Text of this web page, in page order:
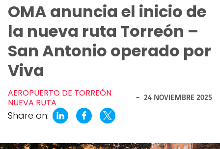
OMA anuncia el inicio de
la nueva ruta Torreón –
San Antonio operado por
Viva
AEROPUERTO DE TORREÓN
NUEVA RUTA
- 24 NOVIEMBRE 2025
Share on: